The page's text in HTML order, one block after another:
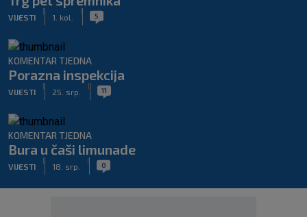
VIJESTI 1. kol. 5
KOMENTAR TJEDNA
Porazna inspekcija
VIJESTI 25. srp. 11
KOMENTAR TJEDNA
Bura u čaši limunade
VIJESTI 18. srp. 0